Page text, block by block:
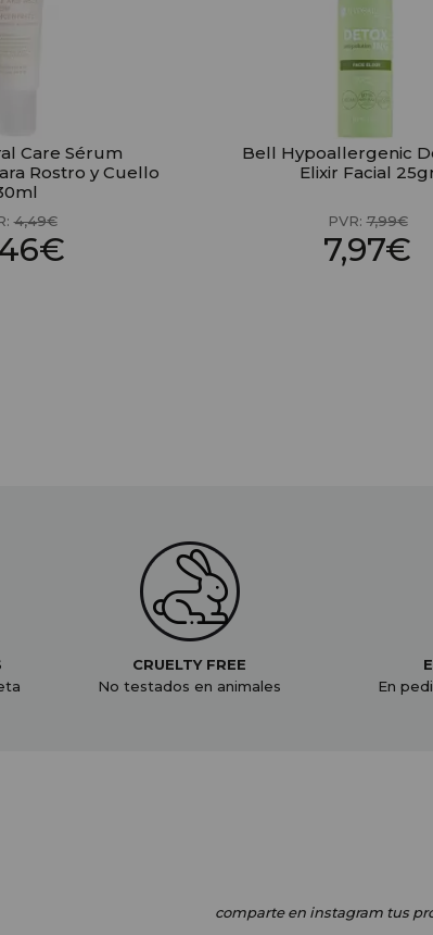
Care Sérum
Rostro y Cuello
4,49€
Bell Hypoallergenic
Elixir Facial
PVR:7,99€
7,97€
CRUELTY FREE
No testados en animales
En
comparte en instagram tus